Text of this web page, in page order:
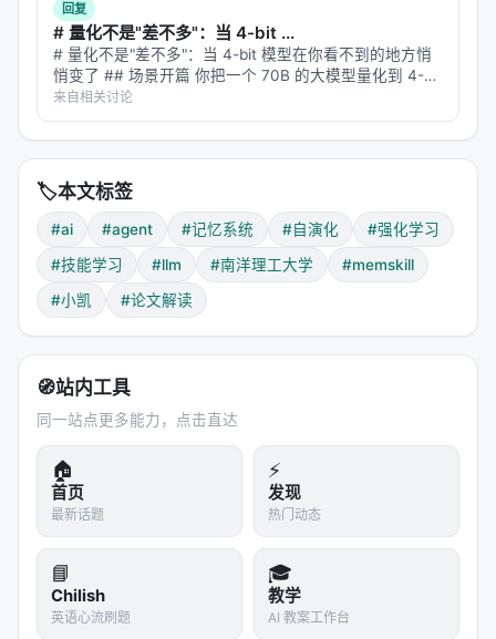
Executor：LLM 驱动的技能执行器
Designer：从困难案例中演化技能的 LLM 模块
#AI #Agent #记忆系统 #自演化 #强化学习 #技能学
读
回复
# 量化不是"差不多"：当 4-bit ...
# 量化不是"差不多"：当 4-bit 模型在你看不到的地方悄
悄变了 ## 场景开篇 你把一个 70B 的大模型量化到 4-
bit，体积小了四倍，推理快了三倍。你跑了一下
MMLU，准确率只掉了 1.5 个百分点。"差不多"——你下
了结论…
来自相关讨论
🏷️本文标签
#ai #agent #记忆系统 #自演化
#强化学习
#技能学习
#llm #南洋理工大学
#memskill
#小凯
#论文解读
🧭站内工具
同一站点更多能力，点击直达
🏠
首页
最新话题
⚡
发现
热门动态
📘
Chilish
英语心流刷题
🎓
教学
AI 教案工作台